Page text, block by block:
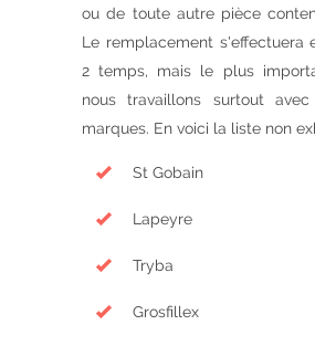
ou de toute autre pièce
Le remplacement s'effectuera
2 temps, mais le plus
nous travaillons surtout
marques. En voici la liste non
St Gobain
Lapeyre
Tryba
Grosfillex